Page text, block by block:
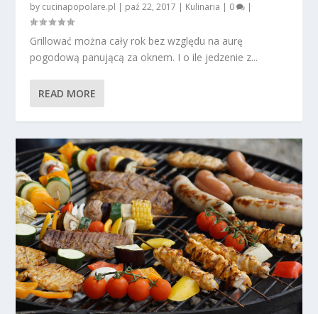
by cucinapopolare.pl | paź 22, 2017 | Kulinaria | 0 |
Grillować można cały rok bez względu na aurę
pogodową panującą za oknem. I o ile jedzenie z...
READ MORE